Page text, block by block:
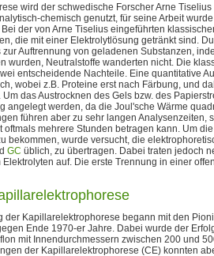
wird der schwedische Forscher Arne
chemisch genutzt, für seine Arbeit
der von Arne Tiselius eingeführten
die mit einer Elektrolytlösung getränkt sind.
Auftrennung von geladenen Substanzen,
wurden, Neutralstoffe wanderten nicht. Die
entscheidende Nachteile. Eine quantitative
wobei z.B. Proteine erst nach Färbung, und
das Austrocknen des Gels bzw. des
angelegt werden, da die Joul'sche Wärme
führen aber zu sehr langen Analysenzeiten,
oftmals mehrere Stunden betragen kann. Um
bekommen, wurde versucht, die
GC üblich, zu übertragen. Dabei traten jedoch
auf. Die erste Trennung in einer
der Kapillarelektrophorese begann mit den
Ende 1970-er Jahre. Dabei wurde der
mit Innendurchmessern zwischen 200 und
der Kapillarelektrophorese (CE) konnten